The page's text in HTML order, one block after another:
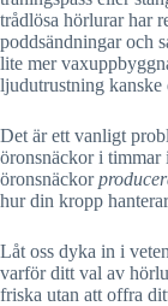
trådlösa hörlurar har
poddsändningar och
lite mer
ljudutrustning kanske
Det är ett vanligt
öronsnäckor i timmar
öronsnäckor
hur din kropp
Låt oss dyka in i
varför ditt val av
friska utan att offra